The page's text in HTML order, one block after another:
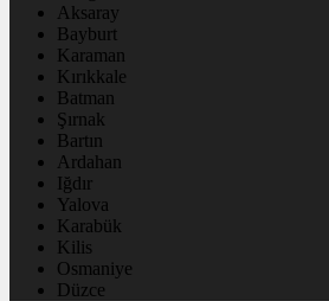
Aksaray
Bayburt
Karaman
Kırıkkale
Batman
Şırnak
Bartın
Ardahan
Iğdır
Yalova
Karabük
Kilis
Osmaniye
Düzce